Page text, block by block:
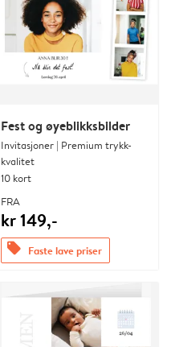
Fest og øyeblikksbilder
Invitasjoner | Premium trykk-
kvalitet
10 kort
FRA
kr 149,-
offers Faste lave priser